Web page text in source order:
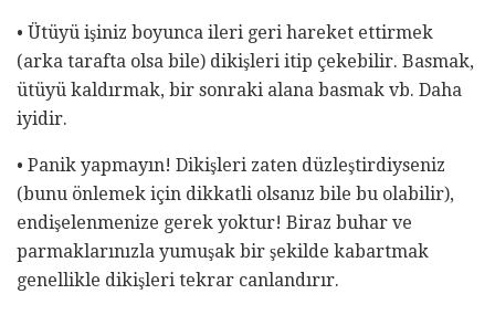
• Ütüyü işiniz boyunca ileri geri hareket ettirmek
(arka tarafta olsa bile) dikişleri itip çekebilir. Basmak,
ütüyü kaldırmak, bir sonraki alana basmak vb. Daha
iyidir.
• Panik yapmayın! Dikişleri zaten düzleştirdiyseniz
(bunu önlemek için dikkatli olsanız bile bu olabilir),
endişelenmenize gerek yoktur! Biraz buhar ve
parmaklarınızla yumuşak bir şekilde kabartmak
genellikle dikişleri tekrar canlandırır.